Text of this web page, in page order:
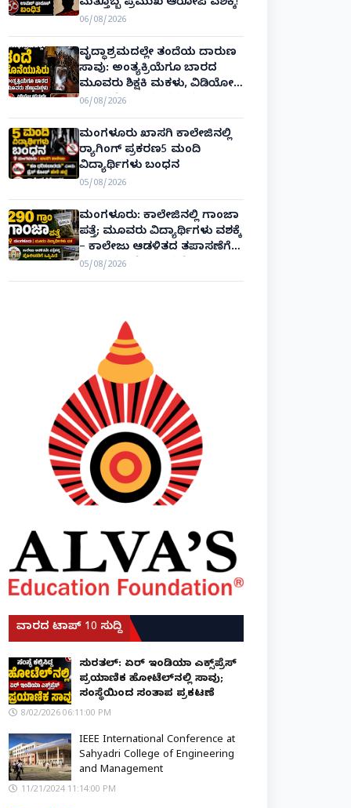
ಮತ್ತೊಬ್ಬ ಪ್ರಮುಖ ಆರೋಪಿ ವಶಕ್ಕೆ!
06/08/2026
ವೃದ್ಧಾಶ್ರಮದಲ್ಲೇ ತಂದೆಯ ದಾರುಣ
ಸಾವು: ಅಂತ್ಯಕ್ರಿಯೆಗೂ ಬಾರದ
ಮೂವರು ಶಿಕ್ಷಕಿ ಮಕಳು, ವಿಡಿಯೋ
ಕಾಲಿನಲ್ಲೇ ಅಂತಿಮ ದರ್ಶನ!
06/08/2026
ಮಂಗಳೂರು ಖಾಸಗಿ ಕಾಲೇಜಿನಲ್ಲಿ
ರ‌್ಯಾಗಿಂಗ್ ಪ್ರಕರಣ5 ಮಂದಿ
ವಿದ್ಯಾರ್ಥಿಗಳು ಬಂಧನ
05/08/2026
ಮಂಗಳೂರು: ಕಾಲೇಜಿನಲ್ಲಿ ಗಾಂಜಾ
ಪತ್ತೆ; ಮೂವರು ವಿದ್ಯಾರ್ಥಿಗಳು ವಶಕ್ಕೆ
– ಕಾಲೇಜು ಆಡಳಿತದ ತಪಾಸಣೆಗೆ
ಕಮಿಷನರ್ ರೆಡ್ಡಿ ಶ್ಲಾಘನೆ!
05/08/2026
ವಾರದ ಟಾಪ್ 10 ಸುದ್ದಿ
ಸುರತ್ಕಲ್: ಏರ್ ಇಂಡಿಯಾ ಎಕ್ಸ್‌ಪ್ರೆಸ್
ಪ್ರಯಾಣಿಕ ಹೋಟೆಲ್‌ನಲ್ಲಿ ಸಾವು;
ಸಂಸ್ಥೆಯಿಂದ ಸಂತಾಪ ಪ್ರಕಟಣೆ
8/02/2026 06:11:00 PM
IEEE International Conference at
Sahyadri College of Engineering
and Management
11/21/2024 11:14:00 PM